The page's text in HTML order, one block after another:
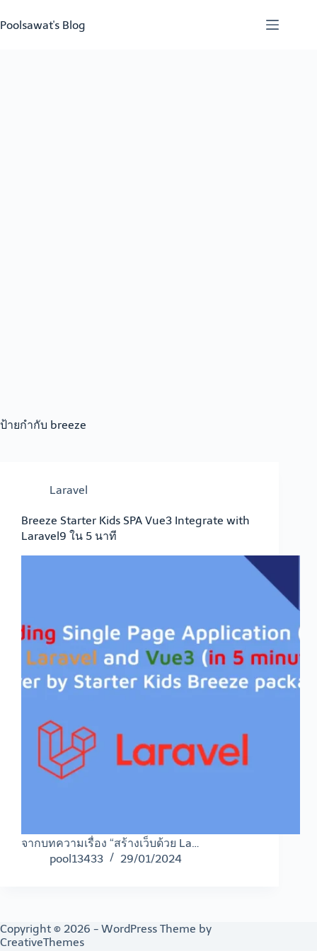
to
content
Poolsawat's Blog
ป้ายกำกับ breeze
Laravel
Breeze Starter Kids SPA Vue3 Integrate with
Laravel9 ใน 5 นาที
จากบทความเรื่อง “สร้างเว็บด้วย La…
pool13433
29/01/2024
Copyright © 2026 - WordPress Theme by
CreativeThemes